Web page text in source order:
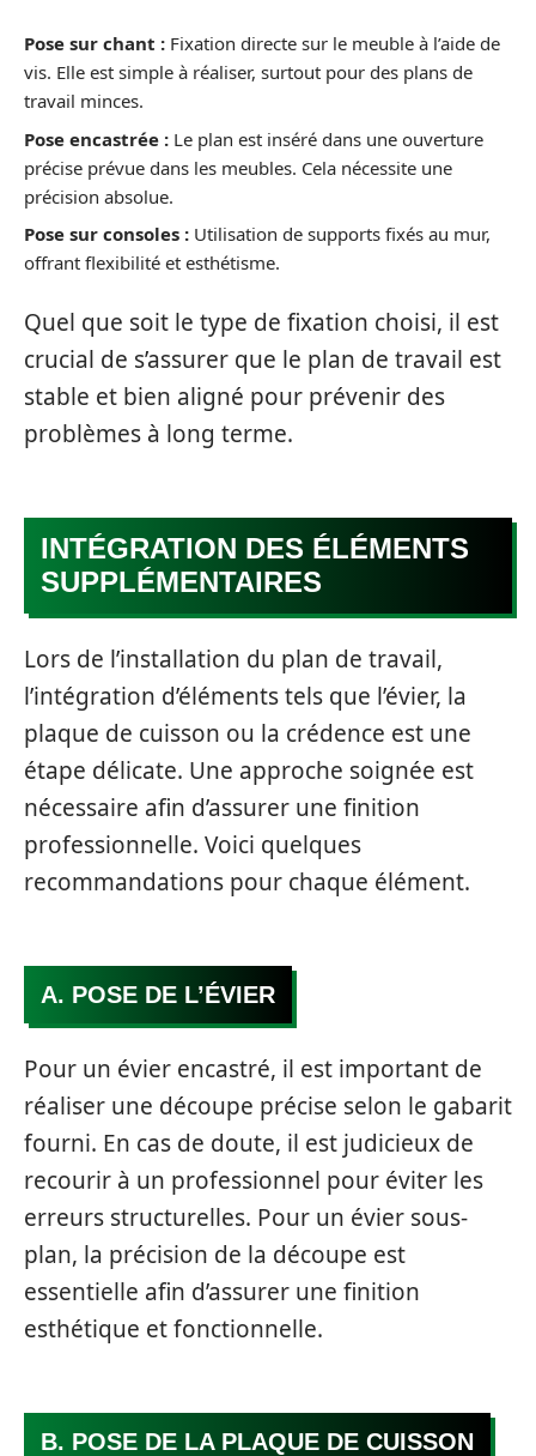
Pose sur chant : Fixation directe sur le meuble à l’aide de
vis. Elle est simple à réaliser, surtout pour des plans de
travail minces.
Pose encastrée : Le plan est inséré dans une ouverture
précise prévue dans les meubles. Cela nécessite une
précision absolue.
Pose sur consoles : Utilisation de supports fixés au mur,
offrant flexibilité et esthétisme.
Quel que soit le type de fixation choisi, il est
crucial de s’assurer que le plan de travail est
stable et bien aligné pour prévenir des
problèmes à long terme.
INTÉGRATION DES ÉLÉMENTS
SUPPLÉMENTAIRES
Lors de l’installation du plan de travail,
l’intégration d’éléments tels que l’évier, la
plaque de cuisson ou la crédence est une
étape délicate. Une approche soignée est
nécessaire afin d’assurer une finition
professionnelle. Voici quelques
recommandations pour chaque élément.
A. POSE DE L’ÉVIER
Pour un évier encastré, il est important de
réaliser une découpe précise selon le gabarit
fourni. En cas de doute, il est judicieux de
recourir à un professionnel pour éviter les
erreurs structurelles. Pour un évier sous-
plan, la précision de la découpe est
essentielle afin d’assurer une finition
esthétique et fonctionnelle.
B. POSE DE LA PLAQUE DE CUISSON